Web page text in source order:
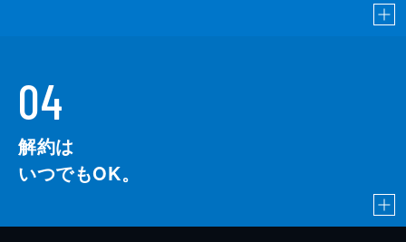
04
解約は
いつでもOK。